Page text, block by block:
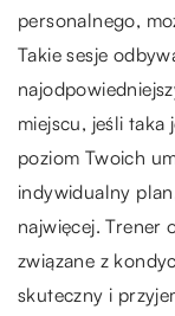
personalnego,
Takie sesje
miejscu, jeśli taka
poziom Twoich
indywidualny
najwięcej. Trener
związane z
skuteczny i